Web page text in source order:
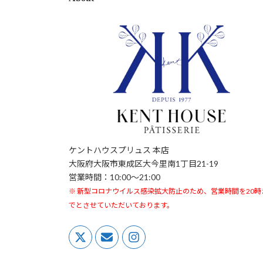
ケントハウスプリュス 本店
大阪府大阪市東成区大今里南1丁目21-19
営業時間：10:00〜21:00
※ 新型コロナウイルス感染拡大防止のため、営業時間を20時
でとさせていただいております。